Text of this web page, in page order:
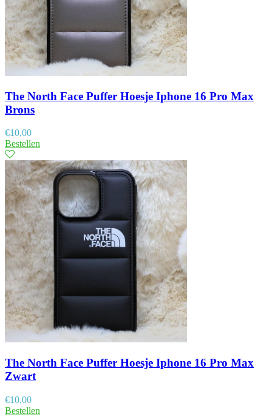
The North Face Puffer Hoesje Iphone 16 Pro Max
Brons
€10,00
Bestellen
The North Face Puffer Hoesje Iphone 16 Pro Max
Zwart
€10,00
Bestellen